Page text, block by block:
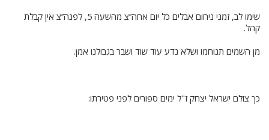
שימו לב, זמני ניחום אבלים כל יום אחה’’צ מהשעה 5, לפנה’’צ אין קבלת
קהל.
מן השמים תנוחמו ושלא נדע עוד שוד ושבר בגבולנו אמן.
כך צולם ישראל יצחק ז"ל ימים ספורים לפני פטירתו: